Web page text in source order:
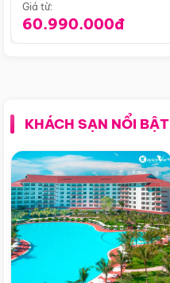
Giá từ:
60.990.000đ
KHÁCH SẠN NỔI BẬT